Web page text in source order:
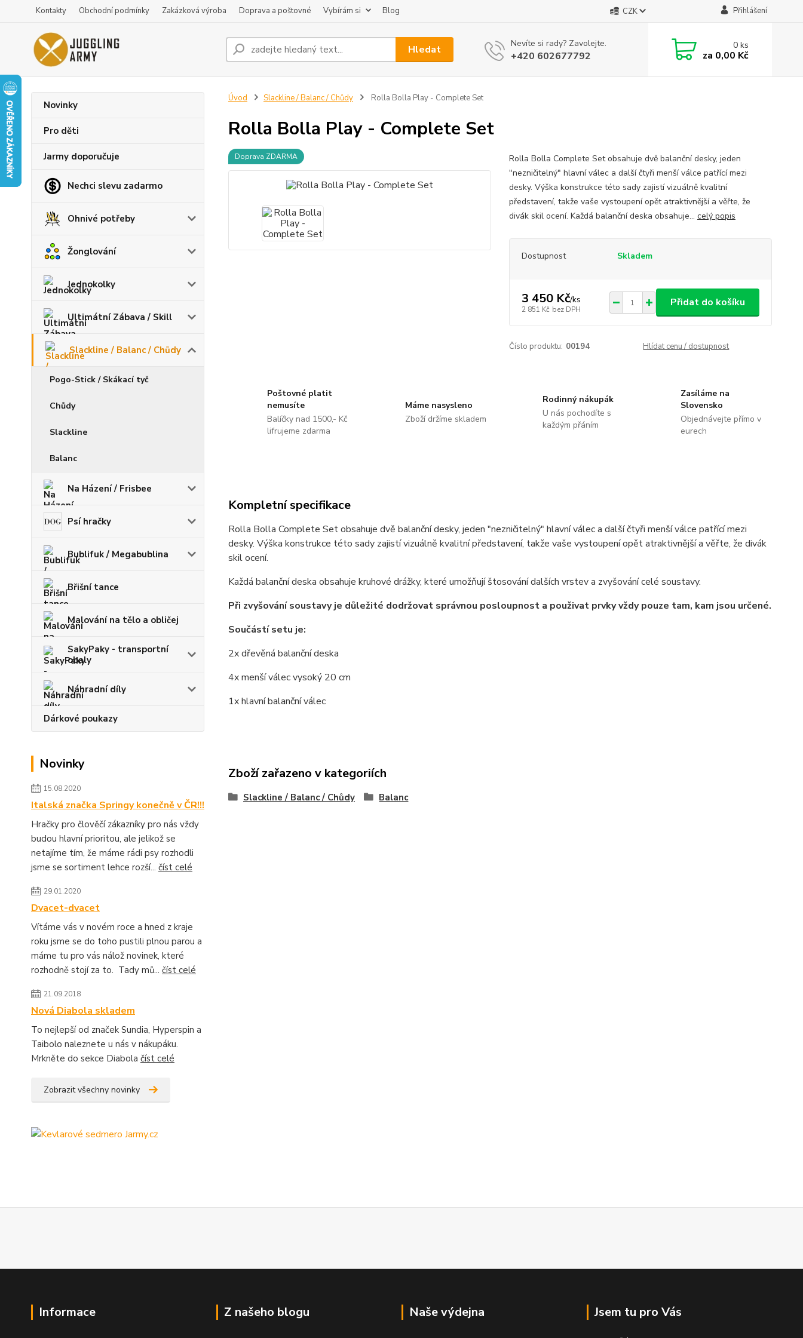
Kontakty Obchodní podmínky Zakázková výroba Doprava a poštovné Vybírám si Blog CZK Přihlášení
Hledat Nevíte si rady? Zavolejte.
+420 602677792
0ks
za 0,00 Kč
Novinky
Pro děti
Jarmy doporučuje
Nechci slevu zadarmo
Ohnivé potřeby
Žonglování
Jednokolky
Ultimátní Zábava / Skill
Slackline / Balanc / Chůdy
Pogo-Stick / Skákací tyč
Chůdy
Slackline
Balanc
Na Házení / Frisbee
Psí hračky
Bublifuk / Megabublina
Břišní tance
Malování na tělo a obličej
SakyPaky - transportní
obaly
Náhradní díly
Dárkové poukazy
Novinky
15.08.2020
Italská značka Springy konečně v ČR!!!
Hračky pro člověčí zákazníky pro nás vždy
budou hlavní prioritou, ale jelikož se
netajíme tím, že máme rádi psy rozhodli
jsme se sortiment lehce rozší... číst celé
29.01.2020
Dvacet-dvacet
Vítáme vás v novém roce a hned z kraje
roku jsme se do toho pustili plnou parou a
máme tu pro vás nálož novinek, které
rozhodně stojí za to. Tady mů... číst celé
21.09.2018
Nová Diabola skladem
To nejlepší od značek Sundia, Hyperspin a
Taibolo naleznete u nás v nákupáku.
Mrkněte do sekce Diabola číst celé
Zobrazit všechny novinky
Úvod Slackline / Balanc / Chůdy Rolla Bolla Play - Complete Set
Rolla Bolla Play - Complete Set
Doprava ZDARMA
Rolla Bolla Complete Set obsahuje dvě balanční desky, jeden
"nezničitelný" hlavní válec a další čtyři menší válce patřící mezi
desky. Výška konstrukce této sady zajistí vizuálně kvalitní
představení, takže vaše vystoupení opět atraktivnější a věřte, že
divák skil ocení. Každá balanční deska obsahuje... celý popis
Dostupnost Skladem
3 450 Kč/ks
2 851 Kč bez DPH
Přidat do košíku
Číslo produktu: 00194 Hlídat cenu / dostupnost
Poštovné platit
nemusíte
Balíčky nad 1500,- Kč
lifrujeme zdarma
Máme nasysleno
Zboží držíme skladem
Rodinný nákupák
U nás pochodíte s
každým přáním
Zasíláme na
Slovensko
Objednávejte přímo v
eurech
Kompletní specifikace
Rolla Bolla Complete Set obsahuje dvě balanční desky, jeden "nezničitelný" hlavní válec a další čtyři menší válce patřící mezi
desky. Výška konstrukce této sady zajistí vizuálně kvalitní představení, takže vaše vystoupení opět atraktivnější a věřte, že divák
skil ocení.
Každá balanční deska obsahuje kruhové drážky, které umožňují štosování dalších vrstev a zvyšování celé soustavy.
Při zvyšování soustavy je důležité dodržovat správnou posloupnost a použivat prvky vždy pouze tam, kam jsou určené.
Součástí setu je:
2x dřevěná balanční deska
4x menší válec vysoký 20 cm
1x hlavní balanční válec
Zboží zařazeno v kategoriích
Slackline / Balanc / Chůdy Balanc
Informace Z našeho blogu Naše výdejna Jsem tu pro Vás